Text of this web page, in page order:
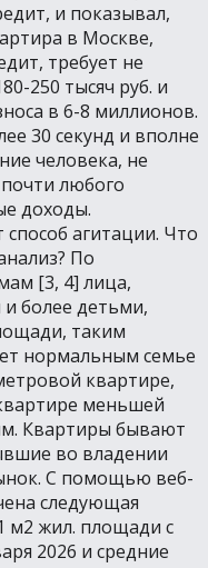
и показывал,
в Москве,
требует не
250 тысяч руб. и
в 6-8 миллионов.
30 секунд и вполне
человека, не
любого
доходы.
агитации. Что
По
[3, 4] лица,
более детьми,
таким
нормальным семье
квартире,
меньшей
Квартиры бывают
во владении
С помощью веб-
следующая
м2 жил. площади с
2026 и средние